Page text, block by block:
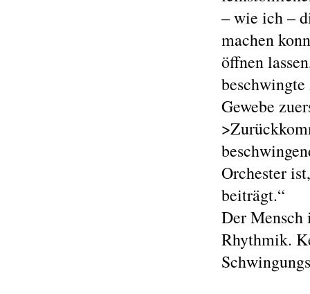
– wie ich –
machen
öffnen
Gewebe
Orchester
beiträgt.“
Der Mensch
Rhythmik.